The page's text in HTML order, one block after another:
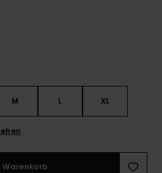
M L XL
Warenkorb